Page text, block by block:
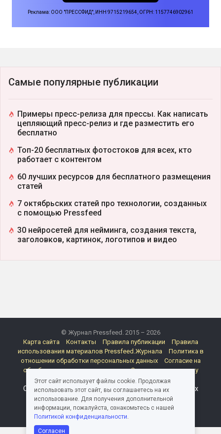
Реклама: ООО "ПРЕССФИД", ИНН 9715219654, ОГРН: 1157746902961
Самые популярные публикации
Примеры пресс-релиза для прессы. Как написать
цепляющий пресс-релиз и где разместить его
бесплатно
Топ-20 бесплатных фотостоков для всех, кто
работает с контентом
60 лучших ресурсов для бесплатного размещения
статей
7 октябрьских статей про технологии, созданных
с помощью Pressfeed
30 нейросетей для нейминга, создания текста,
заголовков, картинок, логотипов и видео
© Журнал Pressfeed. 2015 – 2026
Карта сайта
Контакты Правила публикации
Правила
использования материалов Pressfeed.Журнала
Политика в
отношении обработки персональных данных
Согласие на
обработку персональных данных
Согласие на рассылку
электронных сообщений
Реклама
Следите за миром медиа и пиара в каналах и группах
Pressfeed
Этот сайт использует файлы cookie. Продолжая
использовать этот сайт, вы соглашаетесь на их
использование. Для получения дополнительной
информации, пожалуйста, ознакомьтесь с нашей
Политикой конфиденциальности.
Согласен